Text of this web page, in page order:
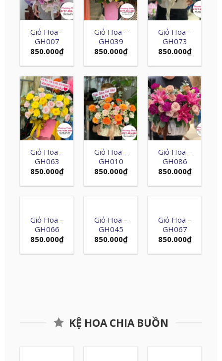
Giỏ Hoa –
GH007
850.000₫
Giỏ Hoa –
GH039
850.000₫
Giỏ Hoa –
GH073
850.000₫
Giỏ Hoa –
GH063
850.000₫
Giỏ Hoa –
GH010
850.000₫
Giỏ Hoa –
GH086
850.000₫
Giỏ Hoa –
GH066
850.000₫
Giỏ Hoa –
GH045
850.000₫
Giỏ Hoa –
GH067
850.000₫
KỆ HOA CHIA BUỒN